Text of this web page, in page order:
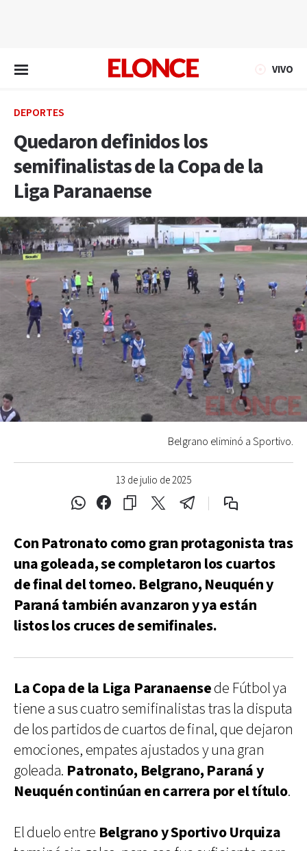
VIVO
DEPORTES
Quedaron definidos los
semifinalistas de la Copa de la
Liga Paranaense
13 de julio de 2025
Belgrano eliminó a Sportivo.
Con Patronato como gran protagonista tras
una goleada, se completaron los cuartos
de final del torneo. Belgrano, Neuquén y
Paraná también avanzaron y ya están
listos los cruces de semifinales.
La Copa de la Liga Paranaensede Fútbol ya
tiene a sus cuatro semifinalistas tras la disputa
de los partidos de cuartos de final, que dejaron
emociones, empates ajustados y una gran
goleada. Patronato, Belgrano, Paraná y
Neuquén continúan en carrera por el título.
El duelo entre Belgrano y Sportivo Urquiza